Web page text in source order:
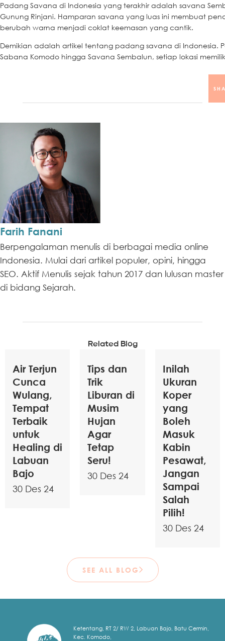
Padang Savana di Indonesia yang terakhir adalah savana
Gunung Rinjani. Hamparan savana yang luas ini membuat
berubah warna menjadi coklat keemasan yang cantik.
Demikian adalah artikel tentang padang savana di Indonesia.
Sabana Komodo hingga Savana Sembalun, setiap lokasi
Farih Fanani
Berpengalaman menulis di berbagai media online
Indonesia. Mulai dari artikel populer, opini, hingga
SEO. Aktif Menulis sejak tahun 2017 dan lulusan master
di bidang Sejarah.
Related Blog
Air Terjun
Cunca
Wulang,
Tempat
Terbaik
untuk
Healing di
Labuan
Bajo
30 Des 24
Tips dan
Trik
Liburan di
Musim
Hujan
Agar
Tetap
Seru!
30 Des 24
Inilah
Ukuran
Koper
yang
Boleh
Masuk
Kabin
Pesawat,
Jangan
Sampai
Salah
Pilih!
30 Des 24
SEE ALL BLOG
Ketentang, RT 2/ RW 2, Labuan Bajo, Batu Cermin,
Kec. Komodo,